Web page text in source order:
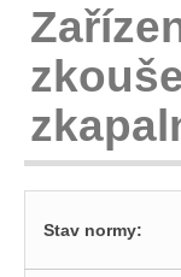
Stav normy: